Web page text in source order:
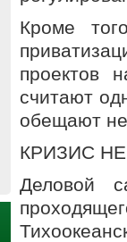
Кроме
проектов
считают
обещают
КРИЗИС
Деловой